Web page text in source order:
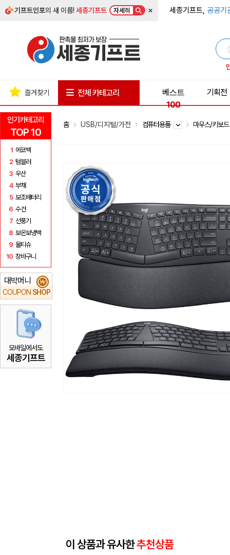
기프트인포의 새 이름!세종기프트 자세히 × 세종기프트, 공공기
인기카테고리
TOP 10
1 에코백
2 텀블러
3 우산
4 부채
5 보조배터리
6 수건
7 선풍기
8 보온보냉백
9 물티슈
10 장바구니
대박머니
COUPON SHOP
₩
모바일에서도
세종기프트
즐겨찾기 전체 카테고리
베스트
100
기획전
홈 USB/디지털/가전 컴퓨터용품 마우스/키보
이 상품과 유사한추천상품